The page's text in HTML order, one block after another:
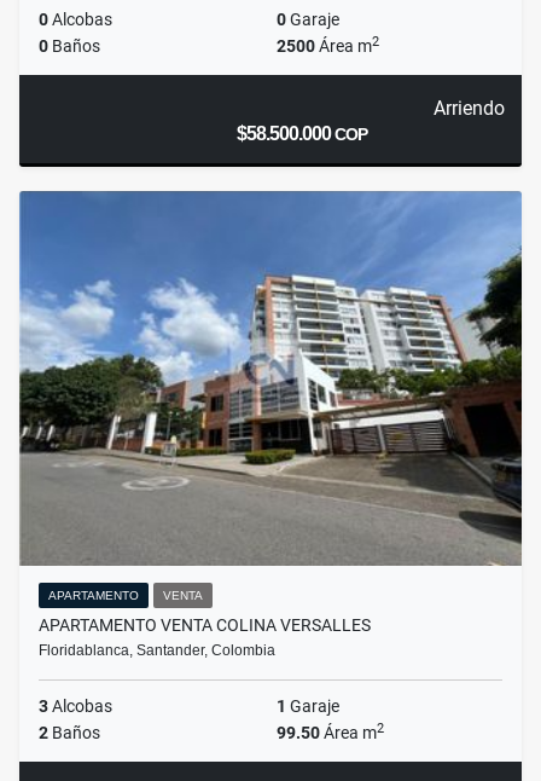
0Alcobas 0Garaje
0 Baños 2500Área m2
Arriendo
$58.500.000COP
APARTAMENTO VENTA
APARTAMENTO VENTA COLINA VERSALLES
Floridablanca, Santander, Colombia
3Alcobas 1 Garaje
2 Baños 99.50Área m2